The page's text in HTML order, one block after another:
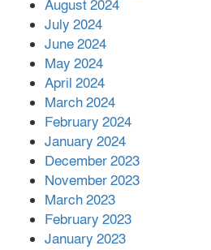
August 2024
July 2024
June 2024
May 2024
April 2024
March 2024
February 2024
January 2024
December 2023
November 2023
March 2023
February 2023
January 2023